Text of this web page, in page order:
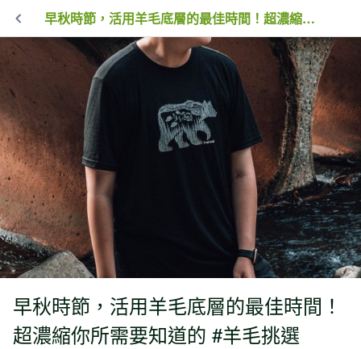
早秋時節，活用羊毛底層的最佳時間！超濃縮你所需要知道的 #羊毛挑選
早秋時節，活用羊毛底層的最佳時間！
超濃縮你所需要知道的 #羊毛挑選